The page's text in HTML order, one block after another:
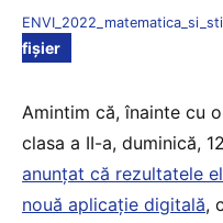
fișier
Amintim că, înainte cu
clasa a II-a, duminică,
anunțat că rezultatele
nouă aplicație digitală,